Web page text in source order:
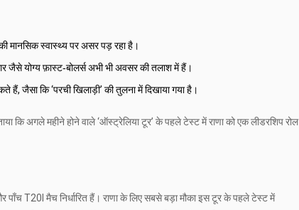
मानसिक स्वास्थ्य पर असर पड़ रहा है।
जैसे योग्य फ़ास्ट‑बोलर्स अभी भी अवसर की तलाश में हैं।
जैसा कि ‘परची खिलाड़ी’ की तुलना में दिखाया गया है।
कि अगले महीने होने वाले ‘ऑस्ट्रेलिया टूर’ के पहले टेस्ट में राणा को एक लीडरशिप रोल
T20I मैच निर्धारित हैं। राणा के लिए सबसे बड़ा मौका इस टूर के पहले टेस्ट में